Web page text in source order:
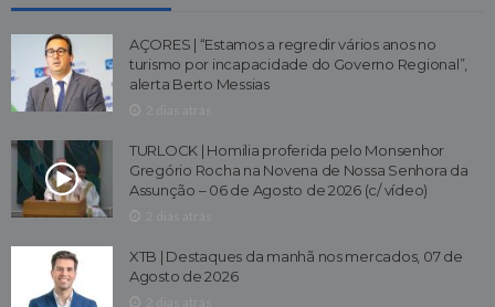
AÇORES | “Estamos a regredir vários anos no
turismo por incapacidade do Governo Regional”,
alerta Berto Messias
TURLOCK | Homilia proferida pelo Monsenhor
Gregório Rocha na Novena de Nossa Senhora da
Assunção – 06 de Agosto de 2026 (c/ vídeo)
XTB | Destaques da manhã nos mercados, 07 de
Agosto de 2026